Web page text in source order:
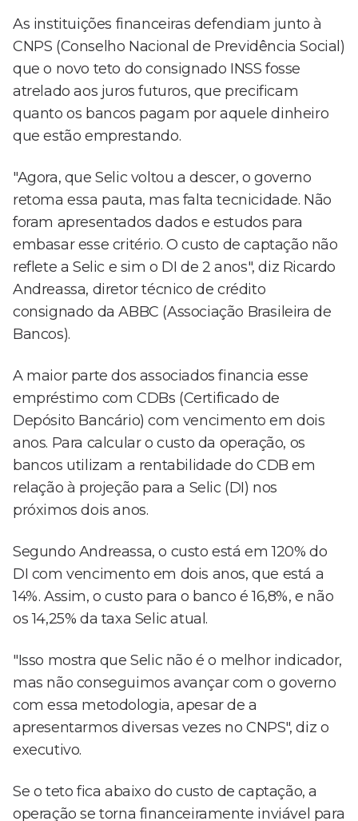
As instituições financeiras defendiam junto à
CNPS (Conselho Nacional de Previdência Social)
que o novo teto do consignado INSS fosse
atrelado aos juros futuros, que precificam
quanto os bancos pagam por aquele dinheiro
que estão emprestando.
"Agora, que Selic voltou a descer, o governo
retoma essa pauta, mas falta tecnicidade. Não
foram apresentados dados e estudos para
embasar esse critério. O custo de captação não
reflete a Selic e sim o DI de 2 anos", diz Ricardo
Andreassa, diretor técnico de crédito
consignado da ABBC (Associação Brasileira de
Bancos).
A maior parte dos associados financia esse
empréstimo com CDBs (Certificado de
Depósito Bancário) com vencimento em dois
anos. Para calcular o custo da operação, os
bancos utilizam a rentabilidade do CDB em
relação à projeção para a Selic (DI) nos
próximos dois anos.
Segundo Andreassa, o custo está em 120% do
DI com vencimento em dois anos, que está a
14%. Assim, o custo para o banco é 16,8%, e não
os 14,25% da taxa Selic atual.
"Isso mostra que Selic não é o melhor indicador,
mas não conseguimos avançar com o governo
com essa metodologia, apesar de a
apresentarmos diversas vezes no CNPS", diz o
executivo.
Se o teto fica abaixo do custo de captação, a
operação se torna financeiramente inviável para